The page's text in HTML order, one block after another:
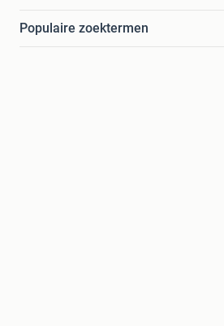
Populaire zoektermen